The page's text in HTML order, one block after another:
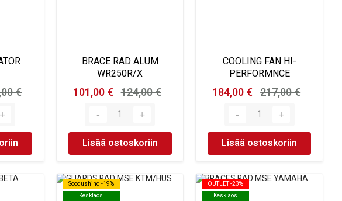
€
BRACE RAD ALUM
WR250R/X
101,00 € 124,00 €
Lisää ostoskoriin
COOLING FAN HI-
PERFORMNCE
184,00 € 217,00 €
Lisää ostoskoriin
Soodushind -19%
Kesklaos
Soodushind -19%
Kesklaos
OUTLET -23%
Kesklaos
OUTLET -23%
Kesklaos